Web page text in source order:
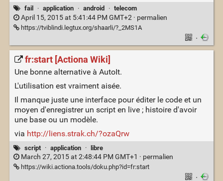
fail · application · android · telecom
April 15, 2015 at 5:41:44 PM GMT+2 · permalien
https://tviblindi.legtux.org/shaarli/?_2MS1A
·
fr:start [Actiona Wiki]
Une bonne alternative à AutoIt.
L'utilisation est vraiment aisée.
Il manque juste une interface pour éditer le code et un
moyen d'enregistrer un script en live ; histoire d'avoir
une base ou un modèle.
via http://liens.strak.ch/?ozaQrw
script · application · libre
March 27, 2015 at 2:48:44 PM GMT+1 · permalien
https://wiki.actiona.tools/doku.php?id=fr:start
·